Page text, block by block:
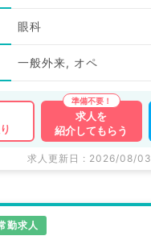
眼科
一般外来, オペ
求人を
紹介してもらう
求人更新日 : 2026/08/03
勤求人